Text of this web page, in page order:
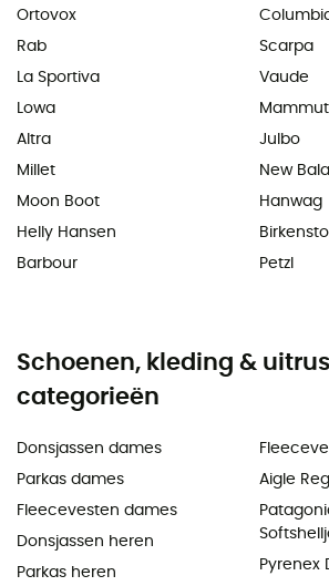
Ortovox
Rab
La Sportiva
Lowa
Altra
Millet
Moon Boot
Helly Hansen
Barbour
Scarpa
Vaude
Mammut
Julbo
New
Hanwag
Petzl
Schoenen, kleding &
categorieën
Donsjassen dames
Parkas dames
Fleecevesten dames
Donsjassen heren
Parkas heren
Aigle
Pyrenex